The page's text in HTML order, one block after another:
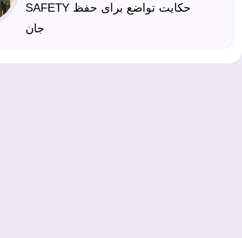
SAFETY حکایت تواضع برای حفظ
جان